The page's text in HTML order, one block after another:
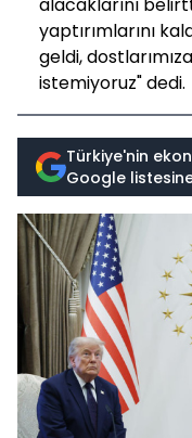
yaptırımlarını
geldi,
istemiyoruz" dedi.
Türkiye'nin
Google